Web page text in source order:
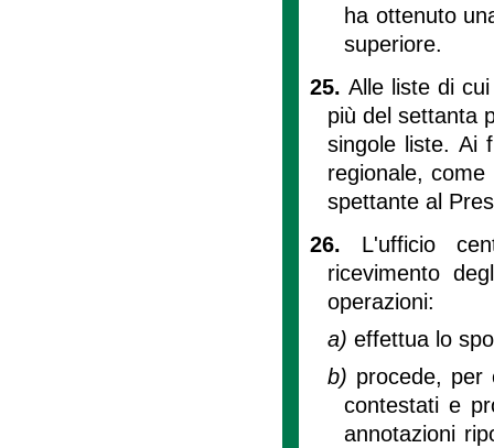
ha ottenuto
superiore.
25.Alle liste di
più del settanta
singole liste. Ai
regionale,
spettante al
26. L'ufficio
ricevimento
operazioni:
a) effettua lo
b) procede, per
contestati e
annotazioni